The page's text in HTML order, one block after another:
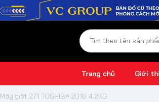
Trang chủ Giới
Máy giặt 271 TOSHIBA 2016 4.2KG